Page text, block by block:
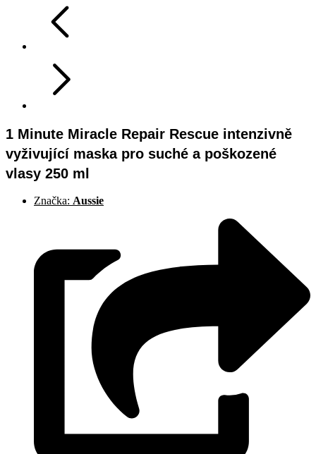
1 Minute Miracle Repair Rescue intenzivně
vyživující maska pro suché a poškozené
vlasy 250 ml
Značka: Aussie